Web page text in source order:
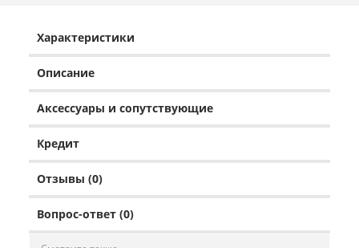
Характеристики
Описание
Аксессуары и сопутствующие
Кредит
Отзывы (0)
Вопрос-ответ (0)